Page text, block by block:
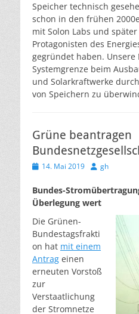
Speicher technisch
schon in den frühen
mit Solon Labs und
Protagonisten des
gegründet haben.
Systemgrenze beim
und Solarkraftwerke
von Speichern zu
Grüne beantragen
Veröffentlicht
14. Mai 2019 Autor
gh
Bundes-
Überlegung wert
Die Grünen-
Bundestagsfrakti
on hat mit einem
Antrag einen
erneuten Vorstoß
zur
Verstaatlichung
der Stromnetze